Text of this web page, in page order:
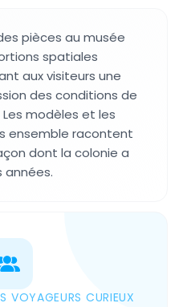
pièces au musée
spatiales
aux visiteurs une
des conditions de
modèles et les
ensemble racontent
dont la colonie a
années.
VOYAGEURS CURIEUX